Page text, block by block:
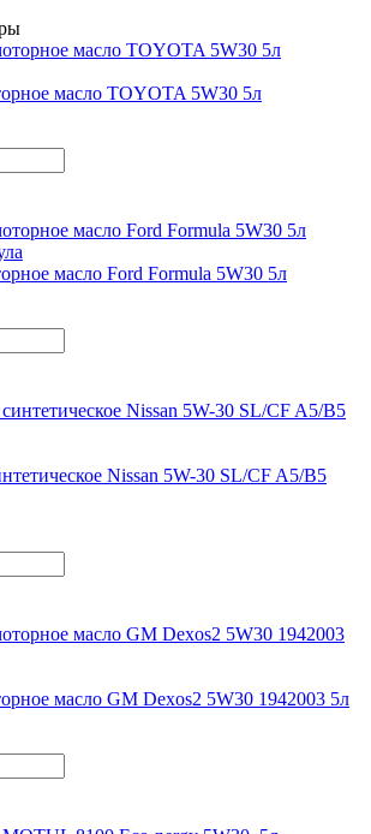
масло TOYOTA 5W30 5л
масло Ford Formula 5W30 5л
Nissan 5W-30 SL/CF A5/B5
масло GM Dexos2 5W30 1942003 5л